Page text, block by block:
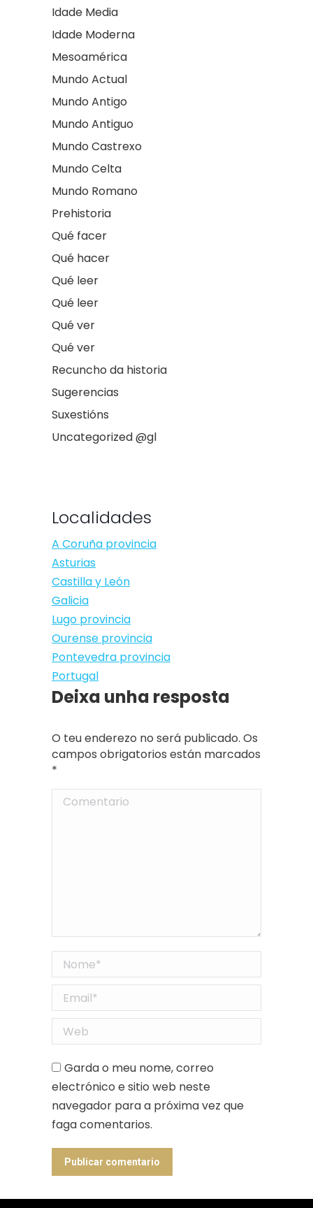
Idade Media
Idade Moderna
Mesoamérica
Mundo Actual
Mundo Antigo
Mundo Antiguo
Mundo Castrexo
Mundo Celta
Mundo Romano
Prehistoria
Qué facer
Qué hacer
Qué leer
Qué leer
Qué ver
Qué ver
Recuncho da historia
Sugerencias
Suxestións
Uncategorized @gl
Localidades
A Coruña provincia
Asturias
Castilla y León
Galicia
Lugo provincia
Ourense provincia
Pontevedra provincia
Portugal
Deixa unha resposta
O teu enderezo no será publicado. Os
campos obrigatorios están marcados
*
Comentario
Nome *
Email *
Web
Garda o meu nome, correo
electrónico e sitio web neste
navegador para a próxima vez que
faga comentarios.
Publicar comentario